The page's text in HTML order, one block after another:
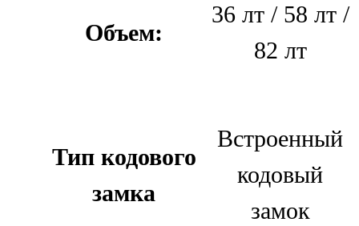
Объем:
36 лт / 58 лт /
82 лт
Тип кодового
замка
Встроенный
кодовый
замок